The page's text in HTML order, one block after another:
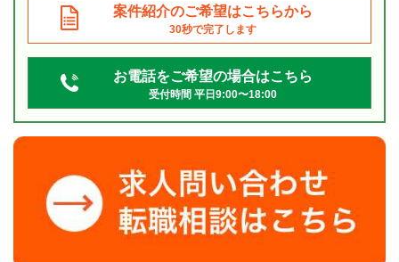
案件紹介のご希望はこちらから
30秒で完了します
お電話をご希望の場合はこちら
受付時間 平日9:00〜18:00